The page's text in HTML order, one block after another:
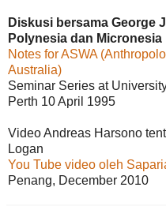
Diskusi bersama George
Polynesia dan Micronesia
Notes for ASWA
Australia)
Seminar Series at
Perth 10 April 1995
Video Andreas Harsono
Logan
You Tube video oleh
Penang, December 2010